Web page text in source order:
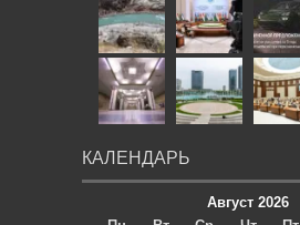
КАЛЕНДАРЬ
Август 2026